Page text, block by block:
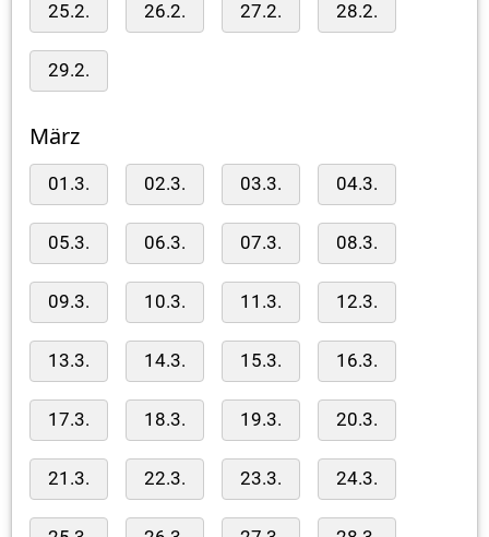
25.2. 26.2. 27.2. 28.2.
29.2.
März
01.3. 02.3. 03.3. 04.3.
05.3. 06.3. 07.3. 08.3.
09.3. 10.3. 11.3. 12.3.
13.3. 14.3. 15.3. 16.3.
17.3. 18.3. 19.3. 20.3.
21.3. 22.3. 23.3. 24.3.